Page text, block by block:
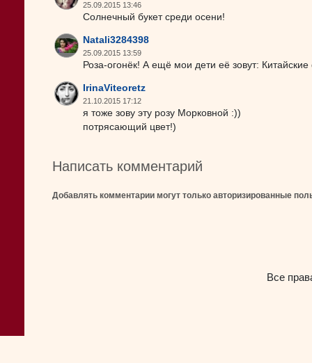
25.09.2015 13:46
Солнечный букет среди осени!
Natali3284398
25.09.2015 13:59
Роза-огонёк! А ещё мои дети её зовут:
IrinaViteoretz
21.10.2015 17:12
я тоже зову эту розу Морковной :))
потрясающий цвет!)
Написать комментарий
Добавлять комментарии могут только авторизированные
Все